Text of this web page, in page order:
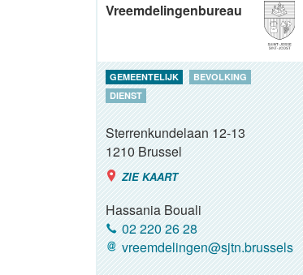
Vreemdelingenbureau
GEMEENTELIJK
BEVOLKING
DIENST
Sterrenkundelaan 12-13
1210Brussel
ZIE KAART
Hassania Bouali
02 220 26 28
vreemdelingen@sjtn.brussels